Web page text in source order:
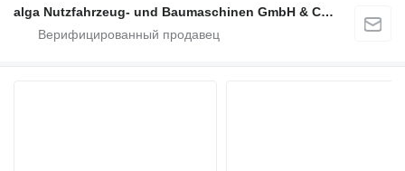
alga Nutzfahrzeug- und Baumaschinen GmbH & Co. KG